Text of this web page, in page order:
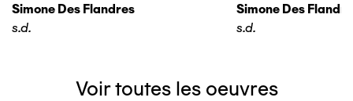
Simone Des Flandres
s.d.
Simone Des
s.d.
Voir toutes les oeuvres